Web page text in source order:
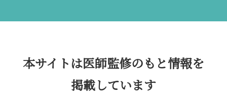
本サイトは医師監修のもと情報を
掲載しています